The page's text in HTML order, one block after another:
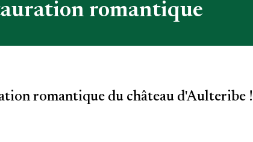
romantique
romantique du château d'Aulteribe !